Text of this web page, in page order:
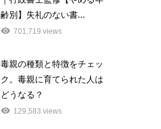
齢別】失礼のない書...
701,719 views
毒親の種類と特徴をチェッ
ク。毒親に育てられた人は
どうなる？
129,583 views